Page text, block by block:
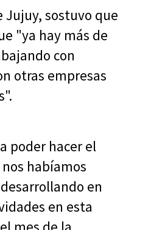
Jujuy, sostuvo que
"ya hay más de
con
otras empresas
poder hacer el
habíamos
en
en esta